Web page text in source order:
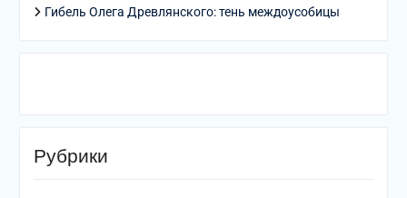
Гибель Олега Древлянского: тень междоусобицы
Рубрики